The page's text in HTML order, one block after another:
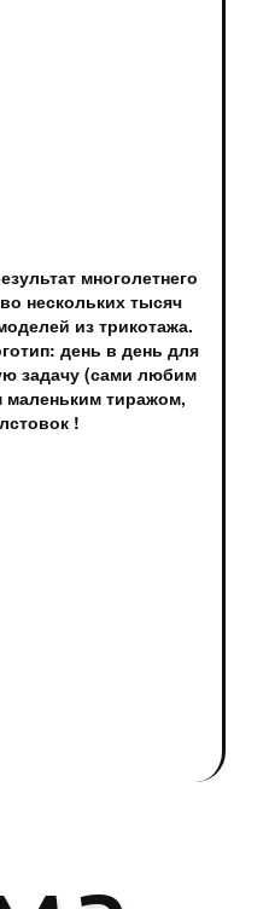
многолетнего
нескольких тысяч
из трикотажа.
день в день для
задачу (сами любим
маленьким тиражом,
!